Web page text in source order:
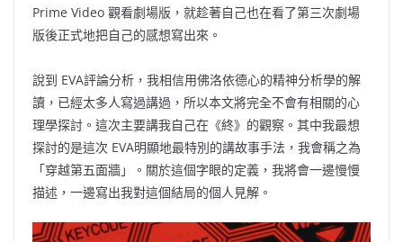
Prime Video 觀看劇場版，就趁著自己也在看了第三次劇場
版後正式地把自己的感想寫出來。
說到 EVA評論分析，我相信用佛洛依德心的精神分析學的解
讀，已經太多人寫過講過，所以本文將完全不會有相關的心
理學探討。這次主要講我自己在《終》的觀察。其中我最想
探討的是這次 EVA明顯地最特別的講故事手法，我會稱之為
「穿越第五面牆」。關於這個字眼的定義，我將會一邊慢慢
描述，一邊寫出我對這個結局的個人見解。